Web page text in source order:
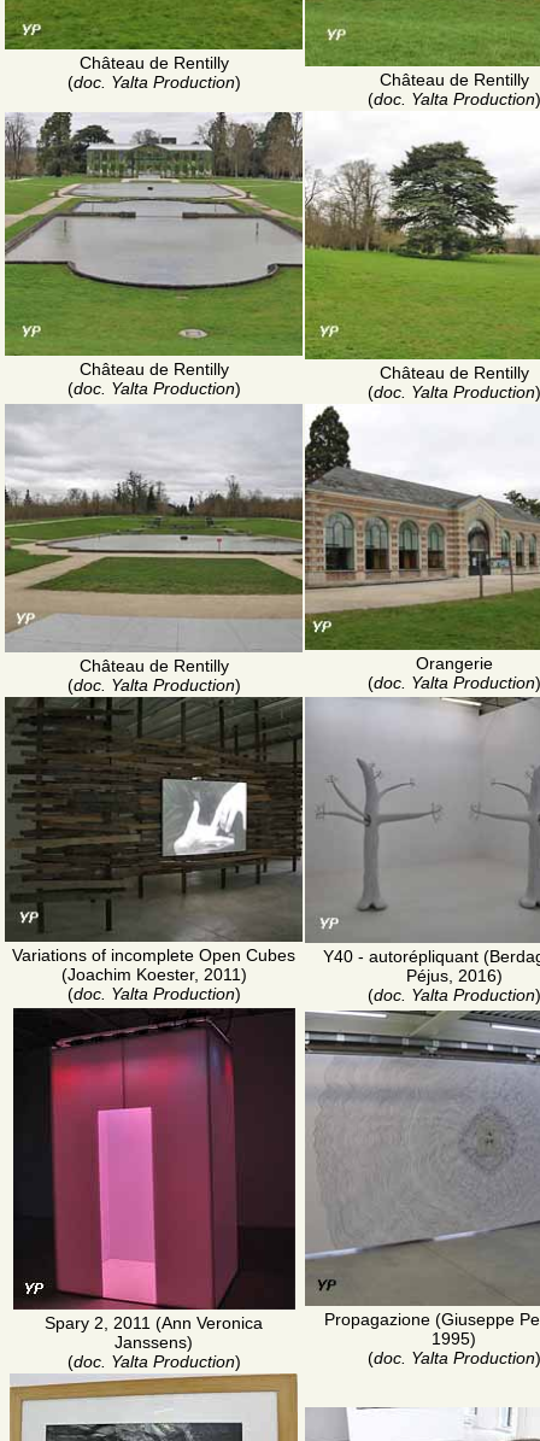
Château de Rentilly
(doc. Yalta Production)
Château de Rentilly
(doc. Yalta Production)
Château de Rentilly
(doc. Yalta Production)
Château de Rentilly
(doc. Yalta Production)
Château de Rentilly
(doc. Yalta Production)
Orangerie
(doc. Yalta Production)
Variations of incomplete Open Cubes
(Joachim Koester, 2011)
(doc. Yalta Production)
Y40 - autorépliquant
Péjus, 2016)
(doc. Yalta Production)
Spary 2, 2011 (Ann Veronica
Janssens)
(doc. Yalta Production)
Propagazione (Giuseppe
1995)
(doc. Yalta Production)